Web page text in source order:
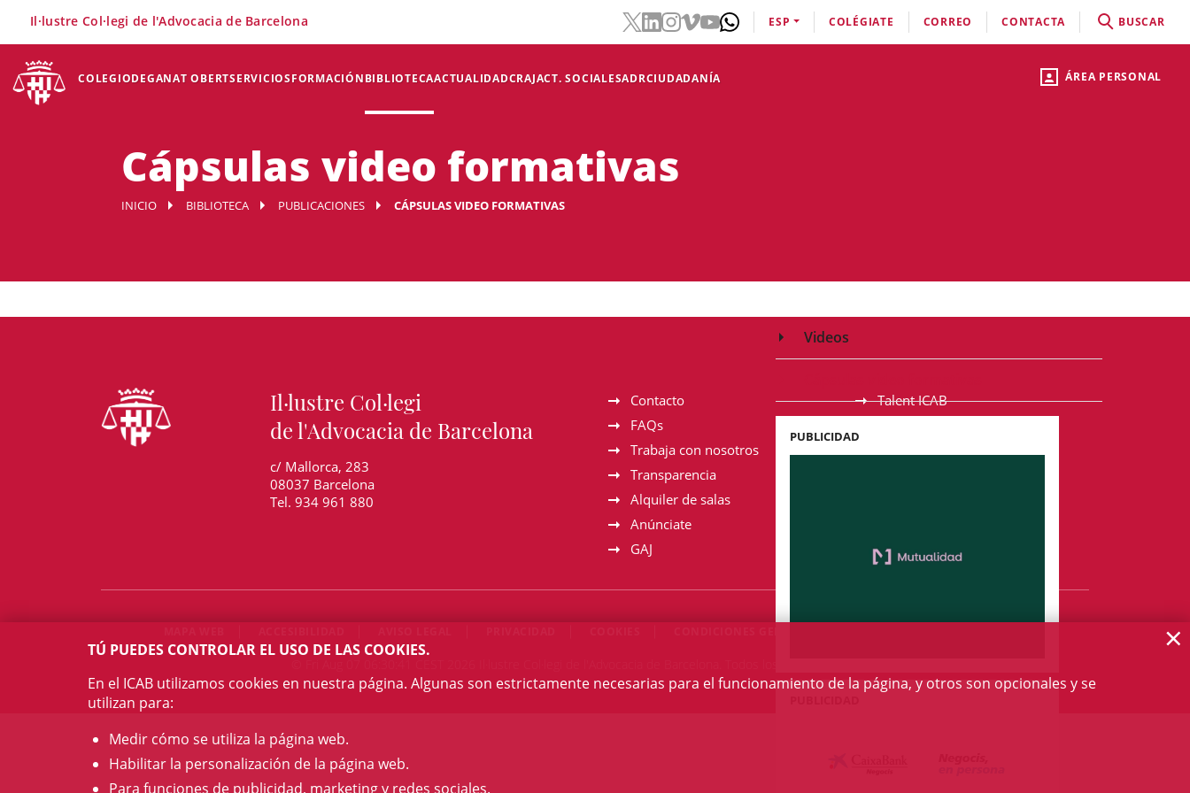
ÁREA PERSONAL
COLEGIODEGANAT OBERTSERVICIOSFORMACIÓNBIBLIOTECAACTUALIDADCRAJACT. SOCIALESADRCIUDADANÍA
Il·lustre Col·legi de l'Advocacia de Barcelona ESP COLÉGIATE CORREO CONTACTA BUSCAR
Cápsulas video formativas
INICIO BIBLIOTECA PUBLICACIONES CÁPSULAS VIDEO FORMATIVAS
Videos
PUBLICIDAD
Il·lustre Col·legi
de l'Advocacia de Barcelona
c/ Mallorca, 283
08037 Barcelona
Tel. 934 961 880
Contacto
FAQs
Trabaja con nosotros
Transparencia
Alquiler de salas
Anúnciate
GAJ
Talent ICAB
catalana
TÚ PUEDES CONTROLAR EL USO DE LAS COOKIES.
En el ICAB utilizamos cookies en nuestra página. Algunas son estrictamente necesarias para el funcionamiento de la página, y otros son opcionales y se
utilizan para:
Medir cómo se utiliza la página web.
Habilitar la personalización de la página web.
Para funciones de publicidad, marketing y redes sociales.
×